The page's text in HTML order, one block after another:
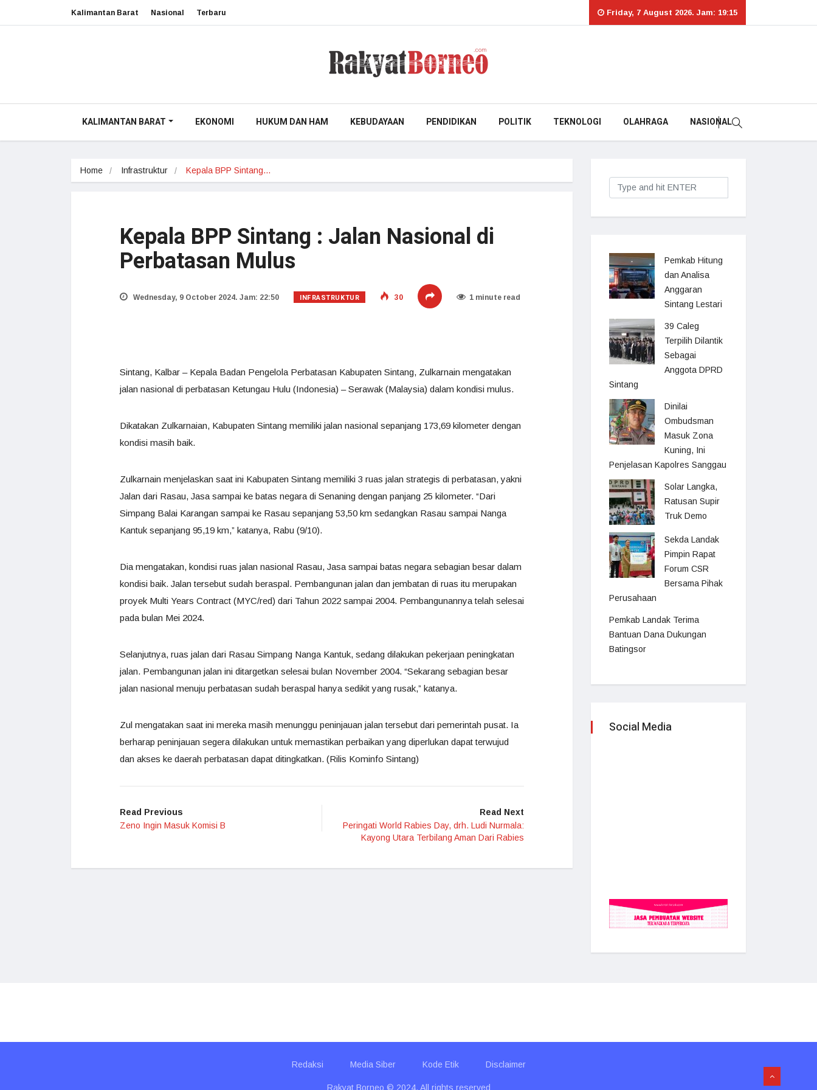
Kalimantan Barat Nasional Terbaru Friday, 7 August 2026. Jam: 19:15
KALIMANTAN BARAT EKONOMI HUKUM DAN HAM KEBUDAYAAN PENDIDIKAN POLITIK TEKNOLOGI OLAHRAGA NASIONAL
Home Infrastruktur Kepala BPP Sintang…
Kepala BPP Sintang : Jalan Nasional di
Perbatasan Mulus
Wednesday, 9 October 2024. Jam: 22:50 INFRASTRUKTUR 30 1 minute read
Sintang, Kalbar – Kepala Badan Pengelola Perbatasan Kabupaten Sintang, Zulkarnain mengatakan
jalan nasional di perbatasan Ketungau Hulu (Indonesia) – Serawak (Malaysia) dalam kondisi mulus.
Dikatakan Zulkarnaian, Kabupaten Sintang memiliki jalan nasional sepanjang 173,69 kilometer dengan
kondisi masih baik.
Zulkarnain menjelaskan saat ini Kabupaten Sintang memiliki 3 ruas jalan strategis di perbatasan, yakni
Jalan dari Rasau, Jasa sampai ke batas negara di Senaning dengan panjang 25 kilometer. “Dari
Simpang Balai Karangan sampai ke Rasau sepanjang 53,50 km sedangkan Rasau sampai Nanga
Kantuk sepanjang 95,19 km,” katanya, Rabu (9/10).
Dia mengatakan, kondisi ruas jalan nasional Rasau, Jasa sampai batas negara sebagian besar dalam
kondisi baik. Jalan tersebut sudah beraspal. Pembangunan jalan dan jembatan di ruas itu merupakan
proyek Multi Years Contract (MYC/red) dari Tahun 2022 sampai 2004. Pembangunannya telah selesai
pada bulan Mei 2024.
Selanjutnya, ruas jalan dari Rasau Simpang Nanga Kantuk, sedang dilakukan pekerjaan peningkatan
jalan. Pembangunan jalan ini ditargetkan selesai bulan November 2004. “Sekarang sebagian besar
jalan nasional menuju perbatasan sudah beraspal hanya sedikit yang rusak,” katanya.
Zul mengatakan saat ini mereka masih menunggu peninjauan jalan tersebut dari pemerintah pusat. Ia
berharap peninjauan segera dilakukan untuk memastikan perbaikan yang diperlukan dapat terwujud
dan akses ke daerah perbatasan dapat ditingkatkan. (Rilis Kominfo Sintang)
Read Previous
Zeno Ingin Masuk Komisi B
Read Next
Peringati World Rabies Day, drh. Ludi Nurmala:
Kayong Utara Terbilang Aman Dari Rabies
Pemkab Hitung
dan Analisa
Anggaran
Sintang Lestari
39 Caleg
Terpilih Dilantik
Sebagai
Anggota DPRD
Sintang
Dinilai
Ombudsman
Masuk Zona
Kuning, Ini
Penjelasan Kapolres Sanggau
Solar Langka,
Ratusan Supir
Truk Demo
Sekda Landak
Pimpin Rapat
Forum CSR
Bersama Pihak
Perusahaan
Pemkab Landak Terima
Bantuan Dana Dukungan
Batingsor
Social Media
Redaksi Media Siber Kode Etik Disclaimer
Rakyat Borneo © 2024. All rights reserved